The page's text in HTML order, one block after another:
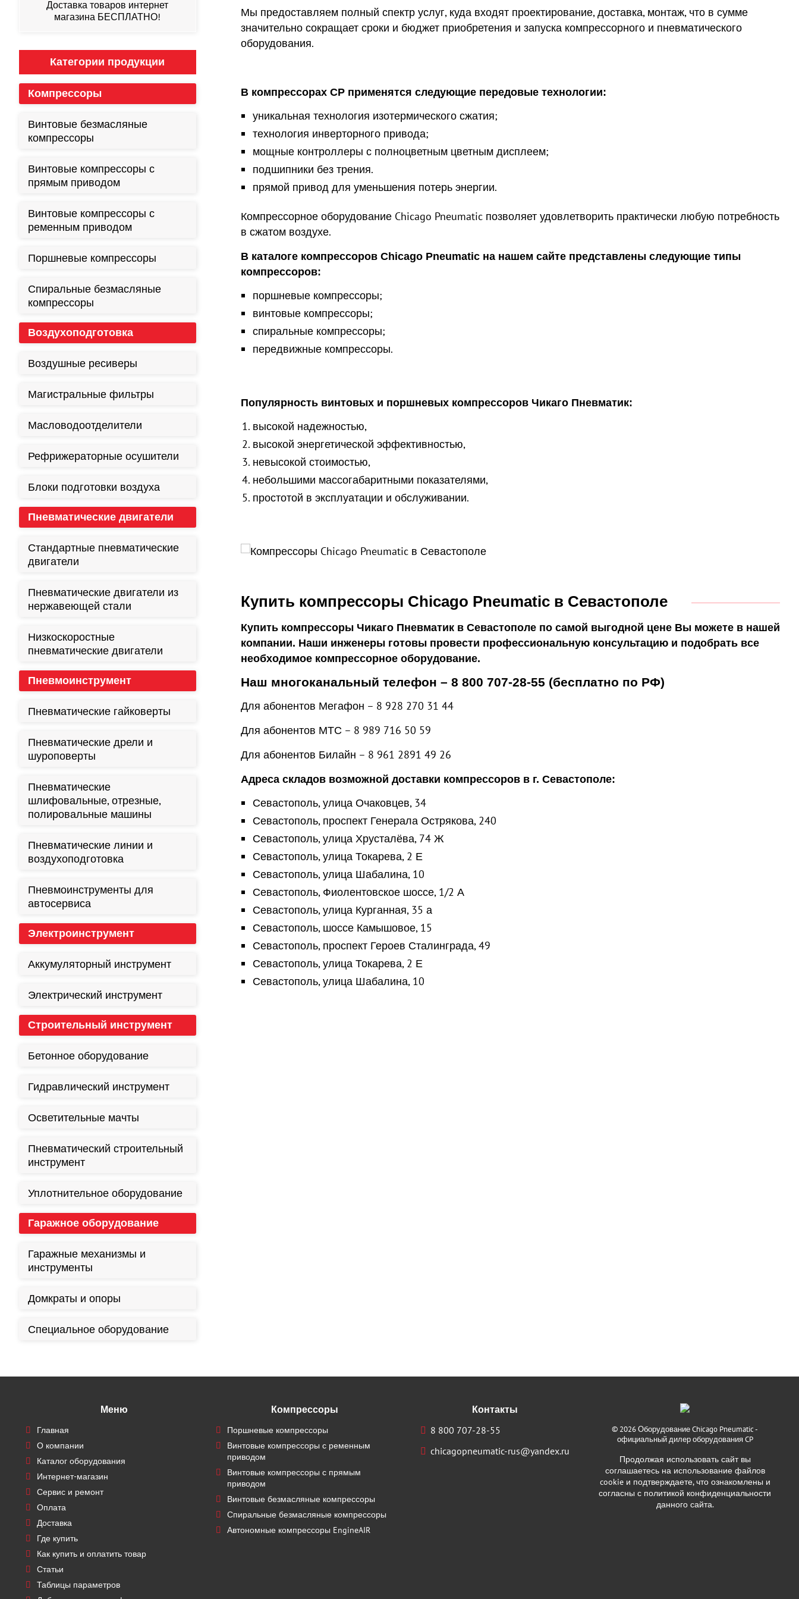
Доставка товаров интернет
магазина БЕСПЛАТНО!
Категории продукции
Компрессоры
Винтовые безмасляные
компрессоры
Винтовые компрессоры с
прямым приводом
Винтовые компрессоры с
ременным приводом
Поршневые компрессоры
Спиральные безмасляные
компрессоры
Воздухоподготовка
Воздушные ресиверы
Магистральные фильтры
Масловодоотделители
Рефрижераторные осушители
Блоки подготовки воздуха
Пневматические двигатели
Стандартные пневматические
двигатели
Пневматические двигатели из
нержавеющей стали
Низкоскоростные
пневматические двигатели
Пневмоинструмент
Пневматические гайковерты
Пневматические дрели и
шуроповерты
Пневматические
шлифовальные, отрезные,
полировальные машины
Пневматические линии и
воздухоподготовка
Пневмоинструменты для
автосервиса
Электроинструмент
Аккумуляторный инструмент
Электрический инструмент
Строительный инструмент
Бетонное оборудование
Гидравлический инструмент
Осветительные мачты
Пневматический строительный
инструмент
Уплотнительное оборудование
Гаражное оборудование
Гаражные механизмы и
инструменты
Домкраты и опоры
Специальное оборудование
Мы предоставляем полный спектр услуг, куда входят проектирование, доставка, монтаж, что в сумме
значительно сокращает сроки и бюджет приобретения и запуска компрессорного и пневматического
оборудования.
В компрессорах CP применятся следующие передовые технологии:
уникальная технология изотермического сжатия;
технология инверторного привода;
мощные контроллеры с полноцветным цветным дисплеем;
подшипники без трения.
прямой привод для уменьшения потерь энергии.
Компрессорное оборудование Chicago Pneumatic позволяет удовлетворить практически любую потребность
в сжатом воздухе.
В каталоге компрессоров Chicago Pneumatic на нашем сайте представлены следующие типы
компрессоров:
поршневые компрессоры;
винтовые компрессоры;
спиральные компрессоры;
передвижные компрессоры.
Популярность винтовых и поршневых компрессоров Чикаго Пневматик:
высокой надежностью,
высокой энергетической эффективностью,
невысокой стоимостью,
небольшими массогабаритными показателями,
простотой в эксплуатации и обслуживании.
Купить компрессоры Chicago Pneumatic в Севастополе
Купить компрессоры Чикаго Пневматик в Севастополе по самой выгодной цене Вы можете в нашей
компании. Наши инженеры готовы провести профессиональную консультацию и подобрать все
необходимое компрессорное оборудование.
Наш многоканальный телефон – 8 800 707-28-55 (бесплатно по РФ)
Для абонентов Мегафон – 8 928 270 31 44
Для абонентов МТС – 8 989 716 50 59
Для абонентов Билайн – 8 961 2891 49 26
Адреса складов возможной доставки компрессоров в г. Севастополе:
Севастополь, улица Очаковцев, 34
Севастополь, проспект Генерала Острякова, 240
Севастополь, улица Хрусталёва, 74 Ж
Севастополь, улица Токарева, 2 Е
Севастополь, улица Шабалина, 10
Севастополь, Фиолентовское шоссе, 1/2 А
Севастополь, улица Курганная, 35 а
Севастополь, шоссе Камышовое, 15
Севастополь, проспект Героев Сталинграда, 49
Севастополь, улица Токарева, 2 Е
Севастополь, улица Шабалина, 10
Меню
Главная
О компании
Каталог оборудования
Интернет-магазин
Сервис и ремонт
Оплата
Доставка
Где купить
Как купить и оплатить товар
Статьи
Таблицы параметров
Компрессоры
Поршневые компрессоры
Винтовые компрессоры с ременным
приводом
Винтовые компрессоры с прямым
приводом
Винтовые безмасляные компрессоры
Спиральные безмасляные компрессоры
Автономные компрессоры EngineAIR
Контакты
8 800 707-28-55
chicagopneumatic-rus@yandex.ru
© 2026Оборудование Chicago Pneumatic-
официальный дилер оборудования CP
Продолжая использовать сайт вы
соглашаетесь на использование файлов
cookie и подтверждаете, что ознакомлены и
согласны с политикой конфиденциальности
данного сайта.